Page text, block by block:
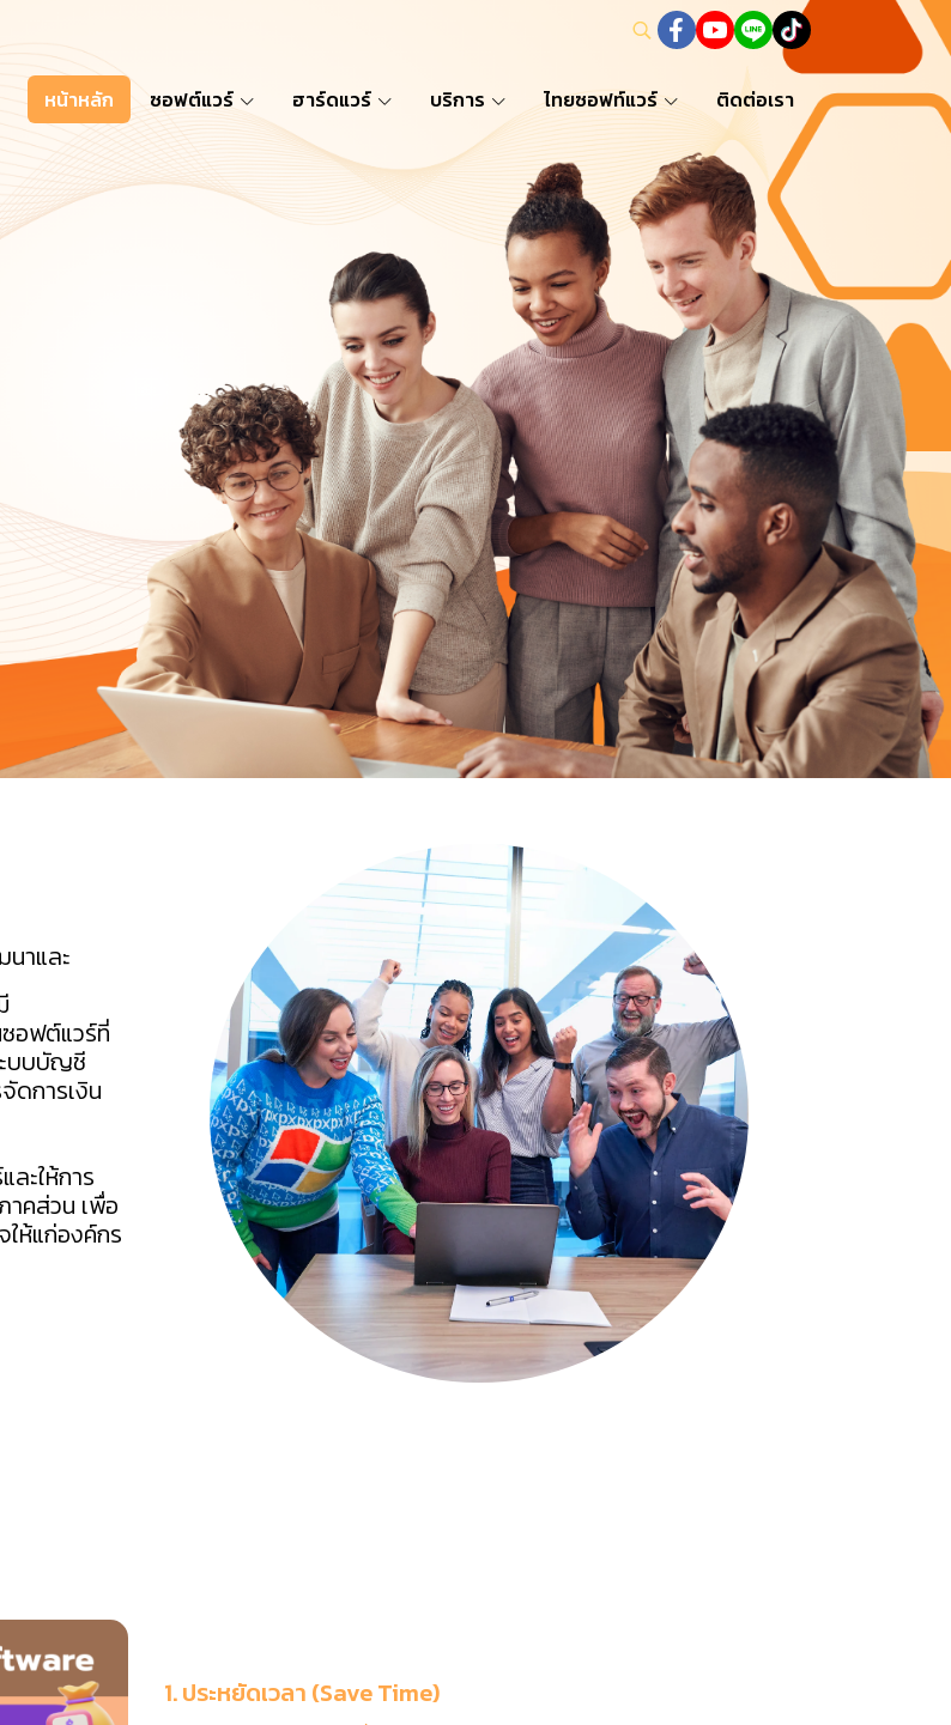
หน้าหลัก ซอฟต์แวร์ ฮาร์ดแวร์ บริการ ไทยซอฟท์แวร์ ติดต่อเรา
าและ
อฟต์แวร์ที่
ะบบบัญชี
ดการเงิน
ะให้การ
าคส่วน เพื่อ
ให้แก่องค์กร
1. ประหยัดเวลา (Save Time)